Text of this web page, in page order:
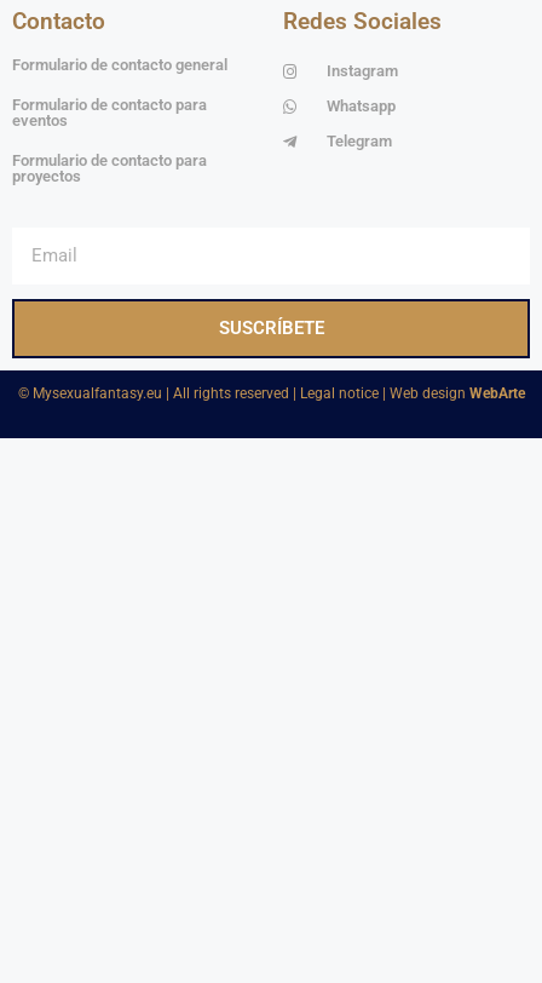
Contacto
Formulario de contacto general
Formulario de contacto para
eventos
Formulario de contacto para
proyectos
Redes Sociales
Instagram
Whatsapp
Telegram
SUSCRÍBETE
©️ Mysexualfantasy.eu | All rights reserved | Legal notice | Web design WebArte